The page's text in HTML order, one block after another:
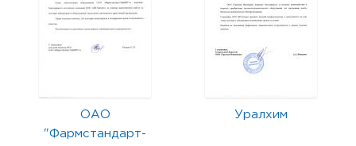
ОАО
"Фармстандарт-
Уралхим